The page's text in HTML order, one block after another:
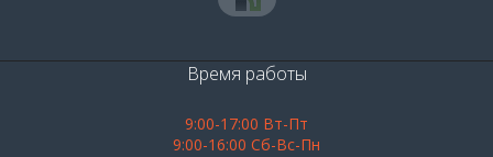
Время работы
9:00-17:00 Вт-Пт
9:00-16:00 Сб-Вс-Пн